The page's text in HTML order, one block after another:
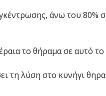
άνω του 80%
το θήραμα σε αυτό
τη λύση στο κυνήγι